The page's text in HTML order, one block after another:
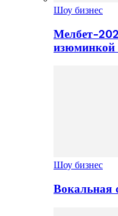
Шоу бизнес
Мелбет-
изюминкой
Шоу бизнес
Вокальная